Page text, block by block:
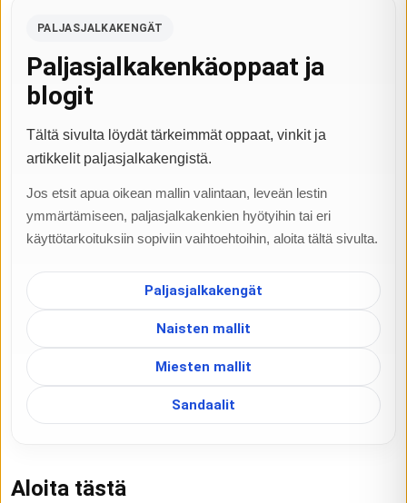
PALJASJALKAKENGÄT
Paljasjalkakenkäoppaat ja
blogit
Tältä sivulta löydät tärkeimmät oppaat, vinkit ja
artikkelit paljasjalkakengistä.
Jos etsit apua oikean mallin valintaan, leveän lestin
ymmärtämiseen, paljasjalkakenkien hyötyihin tai eri
käyttötarkoituksiin sopiviin vaihtoehtoihin, aloita tältä sivulta.
Paljasjalkakengät
Naisten mallit
Miesten mallit
Sandaalit
Aloita tästä